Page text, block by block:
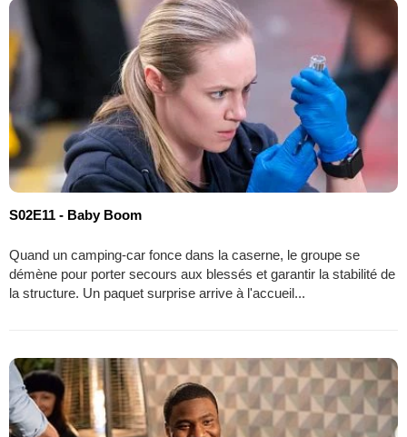
S02E11 - Baby Boom
Quand un camping-car fonce dans la caserne, le groupe se
démène pour porter secours aux blessés et garantir la stabilité de
la structure. Un paquet surprise arrive à l'accueil...